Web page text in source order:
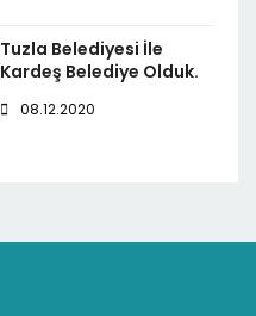
Tuzla Belediyesi İle
Kardeş Belediye Olduk.
08.12.2020